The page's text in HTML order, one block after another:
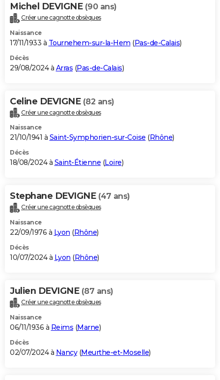
Michel DEVIGNE (90 ans)
Créer une cagnotte obsèques
Naissance
17/11/1933 à Tournehem-sur-la-Hem (Pas-de-Calais)
Décès
29/08/2024 à Arras (Pas-de-Calais)
Celine DEVIGNE (82 ans)
Créer une cagnotte obsèques
Naissance
21/10/1941 à Saint-Symphorien-sur-Coise (Rhône)
Décès
18/08/2024 à Saint-Étienne (Loire)
Stephane DEVIGNE (47 ans)
Créer une cagnotte obsèques
Naissance
22/09/1976 à Lyon (Rhône)
Décès
10/07/2024 à Lyon (Rhône)
Julien DEVIGNE (87 ans)
Créer une cagnotte obsèques
Naissance
06/11/1936 à Reims (Marne)
Décès
02/07/2024 à Nancy(Meurthe-et-Moselle)